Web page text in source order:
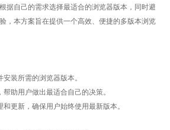
据自己的需求选择最适合的浏览器版本，同时避
，本方案旨在提供一个高效、便捷的多版本浏览
装所需的浏览器版本。
助用户做出最适合自己的决策。
更新，确保用户始终使用最新版本。